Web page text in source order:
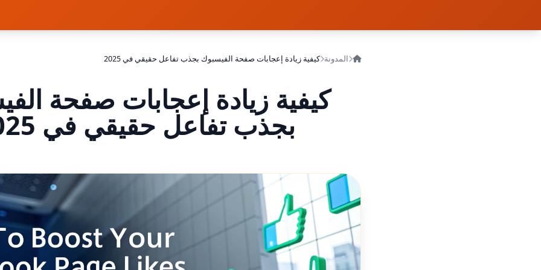
المدونة كيفية زيادة إعجابات صفحة الفيسبوك بجذب تفاعل حقيقي في 2025
كيفية زيادة إعجابات صفحة
بجذب تفاعل حقيقي في 2025